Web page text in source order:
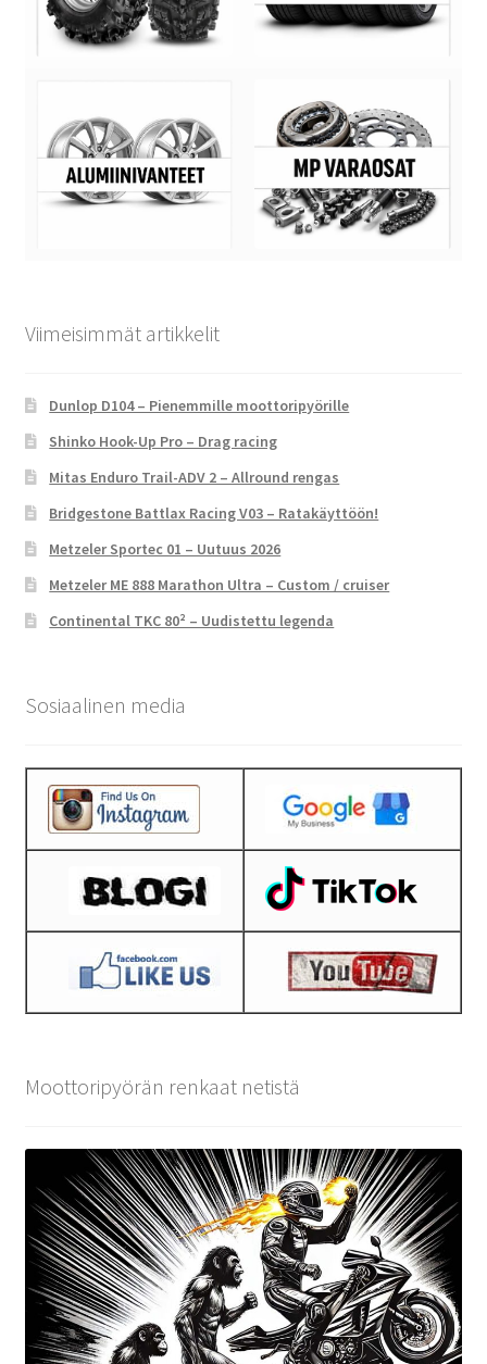
Viimeisimmät artikkelit
Dunlop D104 – Pienemmille moottoripyörille
Shinko Hook-Up Pro – Drag racing
Mitas Enduro Trail-ADV 2 – Allround rengas
Bridgestone Battlax Racing V03 – Ratakäyttöön!
Metzeler Sportec 01 – Uutuus 2026
Metzeler ME 888 Marathon Ultra – Custom / cruiser
Continental TKC 80² – Uudistettu legenda
Sosiaalinen media
Moottoripyörän renkaat netistä